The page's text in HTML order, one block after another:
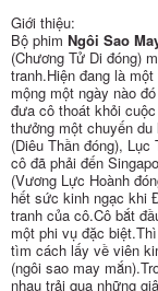
Giới thiệu:
Bộ phim Ngôi Sao
(Chương Tử Di đóng)
tranh.Hiện đang là
mộng một ngày nào
đưa cô thoát khỏi
thưởng một chuyến
(Diêu Thần đóng),
cô đã phải đến
(Vương Lực Hoành
hết sức kinh ngạc khi
tranh của cô.Cô bắt
một phi vụ đặc
tìm cách lấy về viên
(ngôi sao may
nhau trải qua những